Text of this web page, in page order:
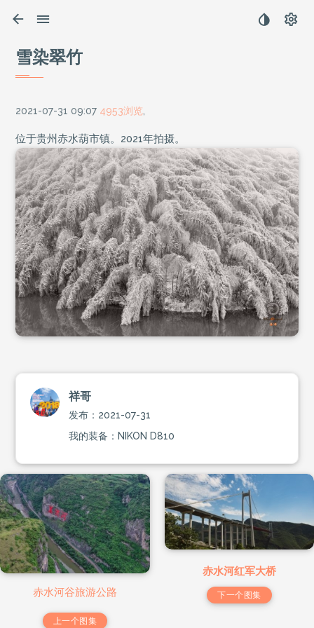
雪染翠竹
2021-07-31 09:07 4953浏览
位于贵州赤水葫市镇。2021年拍摄。
祥哥
发布：2021-07-31
我的装备：NIKON D810
赤水河谷旅游公路
上一个图集
赤水河红军大桥
下一个图集